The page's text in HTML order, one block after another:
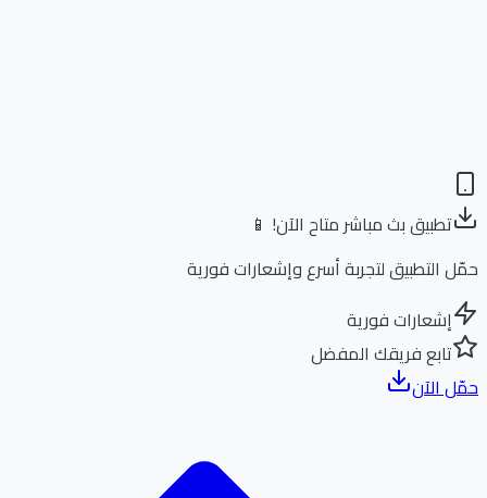
تطبيق بث مباشر متاح الآن! 📱
التطبيق لتجربة أسرع وإشعارات فورية
إشعارات فورية
تابع فريقك المفضل
الآن